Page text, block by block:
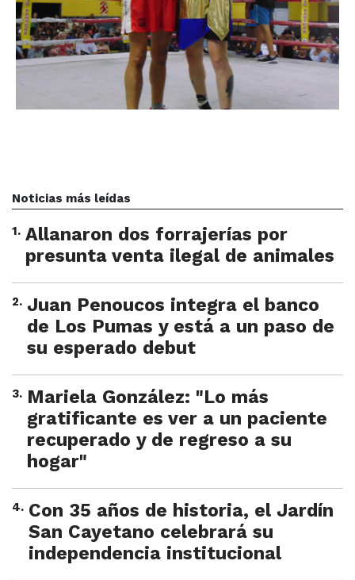
Noticias más leídas
1. Allanaron dos forrajerías por
presunta venta ilegal de animales
2. Juan Penoucos integra el banco
de Los Pumas y está a un paso de
su esperado debut
3. Mariela González: "Lo más
gratificante es ver a un paciente
recuperado y de regreso a su
hogar"
4. Con 35 años de historia, el Jardín
San Cayetano celebrará su
independencia institucional